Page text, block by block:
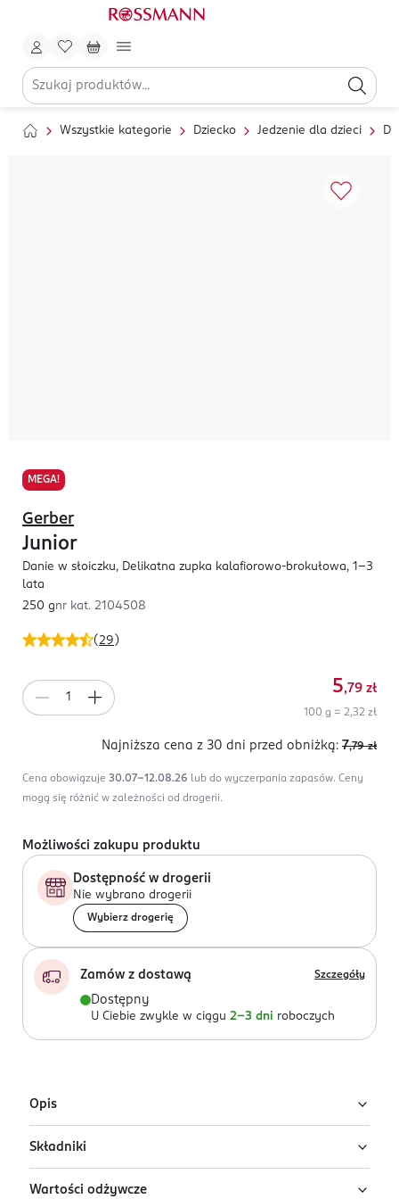
Wszystkie kategorie Dziecko Jedzenie dla dzieci
MEGA!
(29 )
Gerber
Junior
Danie w słoiczku, Delikatna zupka kalafiorowo-brokułowa, 1-3
lata
250 gnr kat. 2104508
5,79 zł
100 g = 2,32 zł
Najniższa cena z 30 dni przed obniżką: 7,79 zł
Cena obowiązuje 30.07-12.08.26 lub do wyczerpania zapasów. Ceny
mogą się różnić w zależności od drogerii.
Możliwości zakupu produktu
Dostępność w drogerii
Nie wybrano drogerii
Wybierz drogerię
Zamów z dostawą Szczegóły
Dostępny
U Ciebie zwykle w ciągu 2-3 dni roboczych
Opis
Delikatna zupa kalafiorowo-brokułowa Gerber Junior to
produkt przeznaczony dla dzieci po 12 miesiącu życia.
Receptura zawiera kwas ALA – cenny tłuszcz z grupy
Składniki
Woda, kalafior (17%), pietruszka (15%), marchew (13%),
Wartości odżywcze